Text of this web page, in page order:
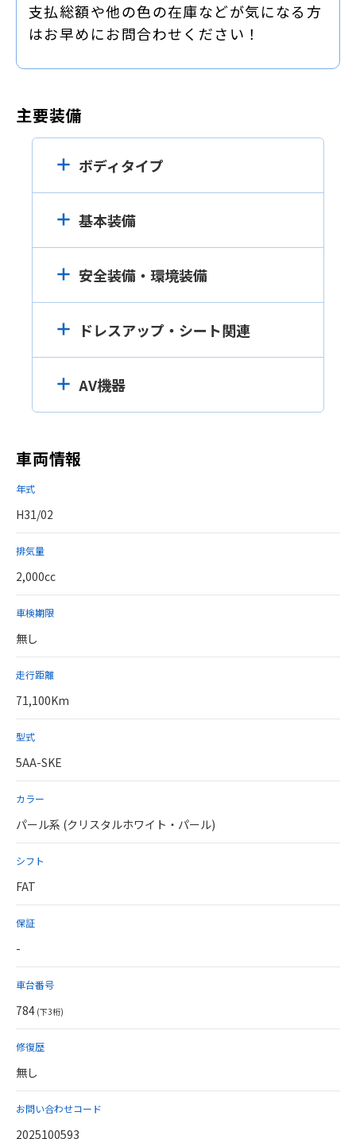
支払総額や他の色の在庫などが気になる方
はお早めにお問合わせください！
主要装備
ボディタイプ
基本装備
安全装備・環境装備
ドレスアップ・シート関連
AV機器
車両情報
年式
H31/02
排気量
2,000cc
車検期限
無し
走行距離
71,100Km
型式
5AA-SKE
カラー
パール系 (クリスタルホワイト・パール)
シフト
FAT
保証
-
車台番号
784 (下3桁)
修復歴
無し
お問い合わせコード
2025100593